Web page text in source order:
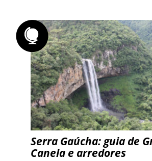
Serra Gaúcha: guia de
Canela e arredores